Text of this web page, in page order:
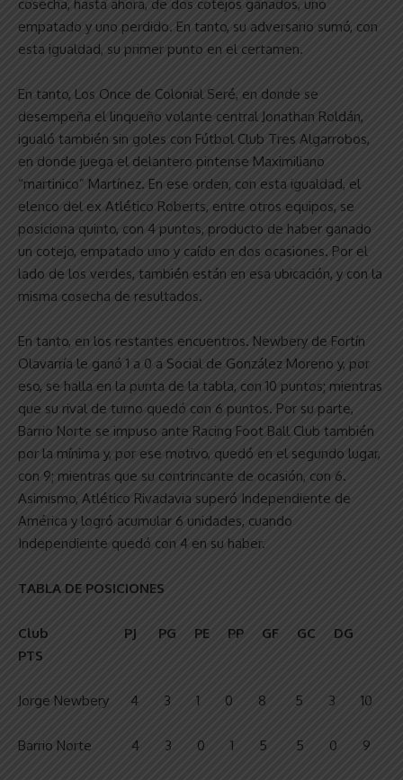
cosecha, hasta ahora, de dos cotejos ganados, uno
empatado y uno perdido. En tanto, su adversario sumó, con
esta igualdad, su primer punto en el certamen.
En tanto, Los Once de Colonial Seré, en donde se
desempeña el linqueño volante central Jonathan Roldán,
igualó también sin goles con Fútbol Club Tres Algarrobos,
en donde juega el delantero pintense Maximiliano
“martinico” Martínez. En ese orden, con esta igualdad, el
elenco del ex Atlético Roberts, entre otros equipos, se
posiciona quinto, con 4 puntos, producto de haber ganado
un cotejo, empatado uno y caído en dos ocasiones. Por el
lado de los verdes, también están en esa ubicación, y con la
misma cosecha de resultados.
En tanto, en los restantes encuentros. Newbery de Fortín
Olavarría le ganó 1 a 0 a Social de González Moreno y, por
eso, se halla en la punta de la tabla, con 10 puntos; mientras
que su rival de turno quedó con 6 puntos. Por su parte,
Barrio Norte se impuso ante Racing Foot Ball Club también
por la mínima y, por ese motivo, quedó en el segundo lugar,
con 9; mientras que su contrincante de ocasión, con 6.
Asimismo, Atlético Rivadavia superó Independiente de
América y logró acumular 6 unidades, cuando
Independiente quedó con 4 en su haber.
TABLA DE POSICIONES
Club PJ PG PE PP GF GC DG
PTS
Jorge Newbery 4 3 1 0 8 5 3 10
Barrio Norte 4 3 0 1 5 5 0 9